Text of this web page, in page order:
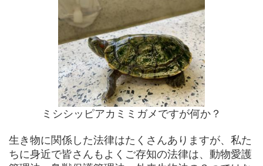
ミシシッピアカミミガメですが何か？
生き物に関係した法律はたくさんありますが、私た
ちに身近で皆さんもよくご存知の法律は、動物愛護